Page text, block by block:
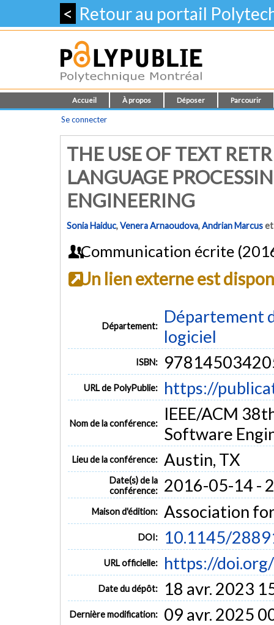
< Retour au portail
Accueil À propos Déposer Parcourir
Se connecter
THE USE OF TEXT
LANGUAGE
ENGINEERING
Sonia Haiduc,Venera Arnaoudova,Andrian Marcus
Communication écrite
Un lien externe est
Département:
Département
logiciel
ISBN:
URL de PolyPublie: https://
Nom de la conférence:
IEEE/ACM
Software
Lieu de la conférence: Austin, TX
Date(s) de la
conférence:
2016-05-14 -
Maison d'édition: Association
DOI: 10.1145/
URL officielle: https://
Date du dépôt: 18 avr. 2023
Dernière modification: 09 avr. 2025